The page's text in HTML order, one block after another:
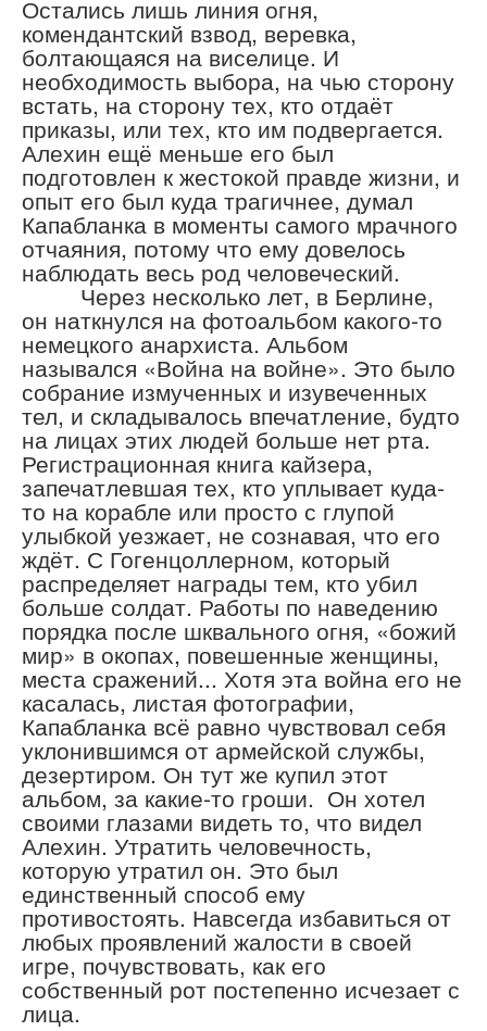
Остались лишь линия огня,
комендантский взвод, веревка,
болтающаяся на виселице. И
необходимость выбора, на чью сторону
встать, на сторону тех, кто отдаёт
приказы, или тех, кто им подвергается.
Алехин ещё меньше его был
подготовлен к жестокой правде жизни, и
опыт его был куда трагичнее, думал
Капабланка в моменты самого мрачного
отчаяния, потому что ему довелось
наблюдать весь род человеческий.
Через несколько лет, в Берлине,
он наткнулся на фотоальбом какого-то
немецкого анархиста. Альбом
назывался «Война на войне». Это было
собрание измученных и изувеченных
тел, и складывалось впечатление, будто
на лицах этих людей больше нет рта.
Регистрационная книга кайзера,
запечатлевшая тех, кто уплывает куда-
то на корабле или просто с глупой
улыбкой уезжает, не сознавая, что его
ждёт. С Гогенцоллерном, который
распределяет награды тем, кто убил
больше солдат. Работы по наведению
порядка после шквального огня, «божий
мир» в окопах, повешенные женщины,
места сражений... Хотя эта война его не
касалась, листая фотографии,
Капабланка всё равно чувствовал себя
уклонившимся от армейской службы,
дезертиром. Он тут же купил этот
альбом, за какие-то гроши. Он хотел
своими глазами видеть то, что видел
Алехин. Утратить человечность,
которую утратил он. Это был
единственный способ ему
противостоять. Навсегда избавиться от
любых проявлений жалости в своей
игре, почувствовать, как его
собственный рот постепенно исчезает с
лица.